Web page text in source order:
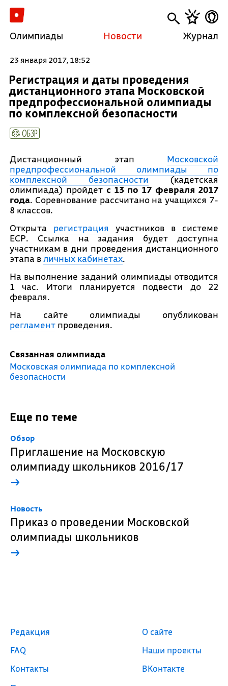
Олимпиады Новости Журнал
23 января 2017, 18:52
Регистрация и даты проведения
дистанционного этапа Московской
предпрофессиональной олимпиады
по комплексной безопасности
ОБЗР
Дистанционный этап Московской
предпрофессиональной олимпиады по
комплексной безопасности(кадетская
олимпиада) пройдетс 13 по 17 февраля 2017
года. Соревнование рассчитано на учащихся 7-
8 классов.
Открыта регистрация участников в системе
ЕСР. Ссылка на задания будет доступна
участникам в дни проведения дистанционного
этапа вличных кабинетах.
На выполнение заданий олимпиады отводится
1 час. Итоги планируется подвести до 22
февраля.
На сайте олимпиады опубликован
регламентпроведения.
Связанная олимпиада
Московская олимпиада по комплексной
безопасности
Еще по теме
Обзор
Приглашение на Московскую
олимпиаду школьников 2016/17
→
Новость
Приказ о проведении Московской
олимпиады школьников
→
Редакция
FAQ
Контакты
О сайте
Наши проекты
ВКонтакте